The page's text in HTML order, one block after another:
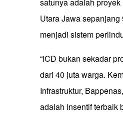
Utara Jawa
menjadi sistem
“ICD bukan sekadar
dari 40 juta warga.
Infrastruktur,
adalah insentif terbaik